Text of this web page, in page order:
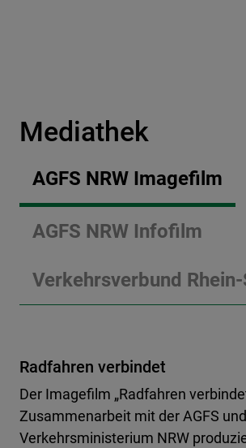
Mediathek
AGFS NRW Imagefilm
AGFS NRW Infofilm
Verkehrsverbund
Radfahren verbindet
Der Imagefilm „Radfahren
Zusammenarbeit mit der AGFS
Verkehrsministerium NRW